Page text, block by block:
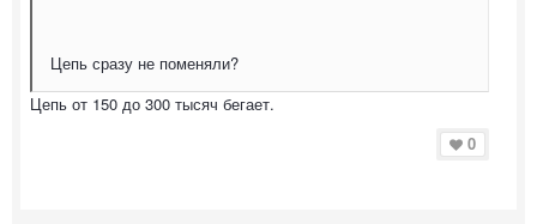
Цепь сразу не поменяли?
Цепь от 150 до 300 тысяч бегает.
0